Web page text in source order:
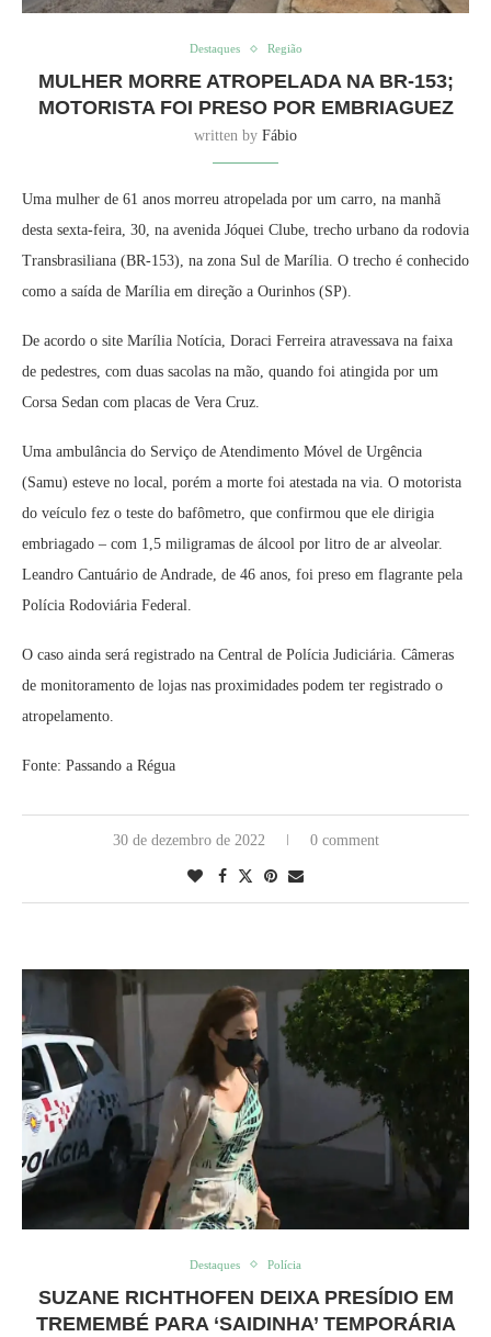
Destaques Região
MULHER MORRE ATROPELADA NA BR-153;
MOTORISTA FOI PRESO POR EMBRIAGUEZ
written by Fábio
Uma mulher de 61 anos morreu atropelada por um carro, na manhã
desta sexta-feira, 30, na avenida Jóquei Clube, trecho urbano da rodovia
Transbrasiliana (BR-153), na zona Sul de Marília. O trecho é conhecido
como a saída de Marília em direção a Ourinhos (SP).
De acordo o site Marília Notícia, Doraci Ferreira atravessava na faixa
de pedestres, com duas sacolas na mão, quando foi atingida por um
Corsa Sedan com placas de Vera Cruz.
Uma ambulância do Serviço de Atendimento Móvel de Urgência
(Samu) esteve no local, porém a morte foi atestada na via. O motorista
do veículo fez o teste do bafômetro, que confirmou que ele dirigia
embriagado – com 1,5 miligramas de álcool por litro de ar alveolar.
Leandro Cantuário de Andrade, de 46 anos, foi preso em flagrante pela
Polícia Rodoviária Federal.
O caso ainda será registrado na Central de Polícia Judiciária. Câmeras
de monitoramento de lojas nas proximidades podem ter registrado o
atropelamento.
Fonte: Passando a Régua
30 de dezembro de 2022 0 comment
Destaques Polícia
SUZANE RICHTHOFEN DEIXA PRESÍDIO EM
TREMEMBÉ PARA ‘SAIDINHA’ TEMPORÁRIA